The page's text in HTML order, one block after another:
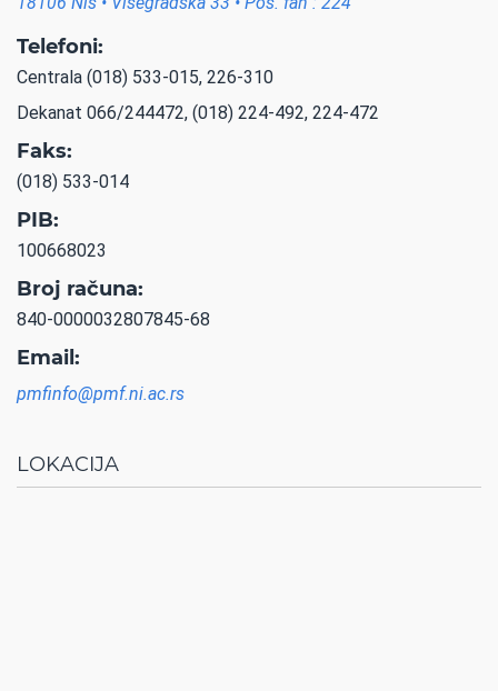
Telefoni:
Centrala (018) 533-015, 226-310
Dekanat 066/244472, (018) 224-492, 224-472
Faks:
(018) 533-014
PIB:
100668023
Broj računa:
840-0000032807845-68
Email:
pmfinfo@pmf.ni.ac.rs
LOKACIJA